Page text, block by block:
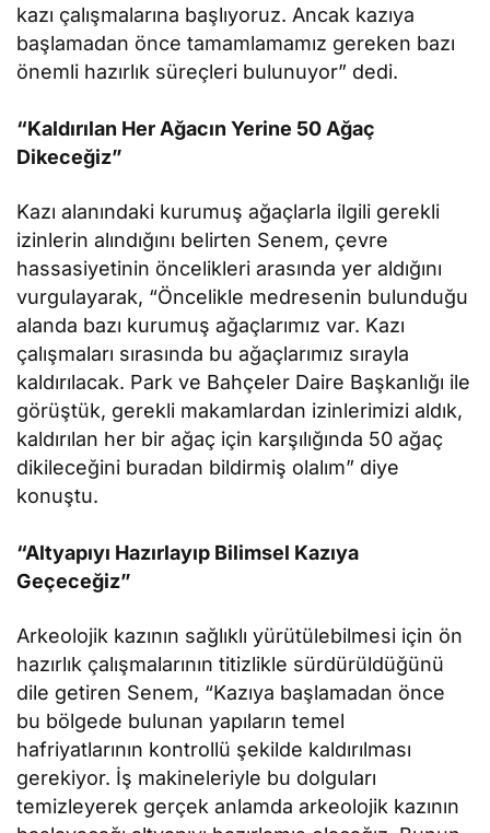
kazı çalışmalarına başlıyoruz. Ancak kazıya
başlamadan önce tamamlamamız gereken bazı
önemli hazırlık süreçleri bulunuyor” dedi.
“Kaldırılan Her Ağacın Yerine 50 Ağaç
Dikeceğiz”
Kazı alanındaki kurumuş ağaçlarla ilgili gerekli
izinlerin alındığını belirten Senem, çevre
hassasiyetinin öncelikleri arasında yer aldığını
vurgulayarak, “Öncelikle medresenin bulunduğu
alanda bazı kurumuş ağaçlarımız var. Kazı
çalışmaları sırasında bu ağaçlarımız sırayla
kaldırılacak. Park ve Bahçeler Daire Başkanlığı ile
görüştük, gerekli makamlardan izinlerimizi aldık,
kaldırılan her bir ağaç için karşılığında 50 ağaç
dikileceğini buradan bildirmiş olalım” diye
konuştu.
“Altyapıyı Hazırlayıp Bilimsel Kazıya
Geçeceğiz”
Arkeolojik kazının sağlıklı yürütülebilmesi için ön
hazırlık çalışmalarının titizlikle sürdürüldüğünü
dile getiren Senem, “Kazıya başlamadan önce
bu bölgede bulunan yapıların temel
hafriyatlarının kontrollü şekilde kaldırılması
gerekiyor. İş makineleriyle bu dolguları
temizleyerek gerçek anlamda arkeolojik kazının